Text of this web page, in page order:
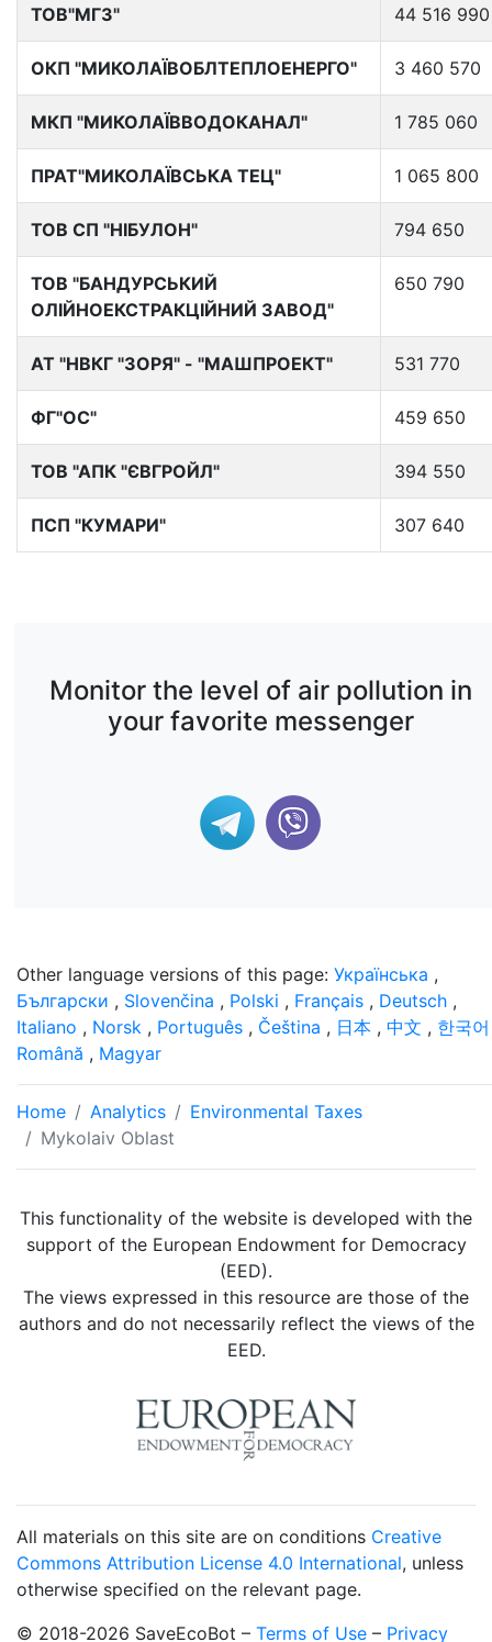
Home Analytics
Environmental Taxes
Mykolaiv Oblast
ТОВ"МГЗ" 44 516 990
ОКП "МИКОЛАЇВОБЛТЕПЛОЕНЕРГО" 3 460 570
МКП "МИКОЛАЇВВОДОКАНАЛ" 1 785 060
ПРАТ"МИКОЛАЇВСЬКА ТЕЦ" 1 065 800
ТОВ СП "НІБУЛОН" 794 650
ТОВ "БАНДУРСЬКИЙ
ОЛІЙНОЕКСТРАКЦІЙНИЙ ЗАВОД"
650 790
АТ "НВКГ "ЗОРЯ" - "МАШПРОЕКТ" 531 770
ФГ"ОС" 459 650
ТОВ "АПК "ЄВГРОЙЛ" 394 550
ПСП "КУМАРИ" 307 640
Monitor the level of air pollution in
your favorite messenger
Other language versions of this page: Українська ,
Български , Slovenčina , Polski , Français , Deutsch ,
Italiano , Norsk , Português , Čeština , 日本 , 中文 , 한국어
Română , Magyar
This functionality of the website is developed with the
support of the European Endowment for Democracy
(EED).
The views expressed in this resource are those of the
authors and do not necessarily reflect the views of the
EED.
All materials on this site are on conditions Creative
Commons Attribution License 4.0 International, unless
otherwise specified on the relevant page.
© 2018-2026 SaveEcoBot – Terms of Use – Privacy